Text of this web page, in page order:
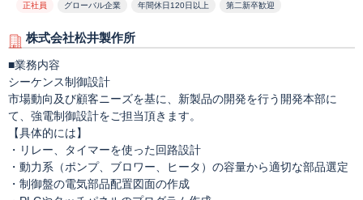
正社員 グローバル企業 年間休日120日以上 第二新卒歓迎
株式会社松井製作所
■業務内容
シーケンス制御設計
市場動向及び顧客ニーズを基に、新製品の開発を行う開発本部に
て、強電制御設計をご担当頂きます。
【具体的には】
・リレー、タイマーを使った回路設計
・動力系（ポンプ、ブロワー、ヒータ）の容量から適切な部品選定
・制御盤の電気部品配置図面の作成